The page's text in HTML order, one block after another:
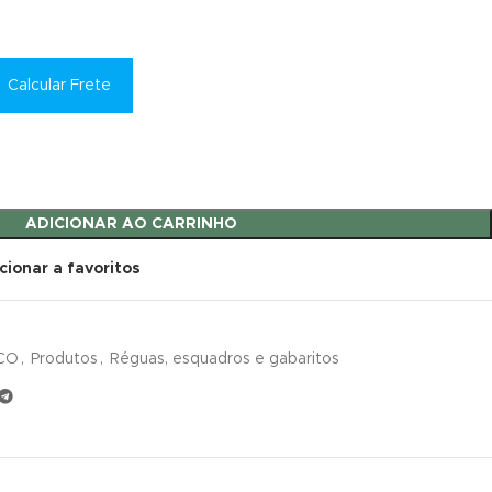
Calcular Frete
ADICIONAR AO CARRINHO
a favoritos
, Produtos , Réguas, esquadros e gabaritos